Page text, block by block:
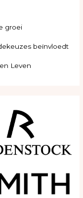
groei
beïnvloedt
Leven